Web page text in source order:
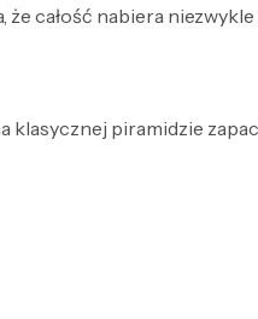
całość nabiera
piramidzie